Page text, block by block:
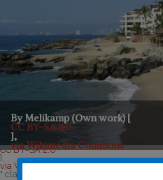
By Melikamp (Own work) [
CC BY-SA 3.0
],
via Wikimedia Commons
CC BY-SA 2.0
],
via Wikimedia Commons
" class="fancy-gallery" href="https://